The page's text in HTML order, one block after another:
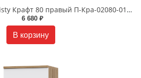
Зеркальный шкаф Misty Крафт 80 правый П-Кра-02080-011П
6 680 ₽
В корзину